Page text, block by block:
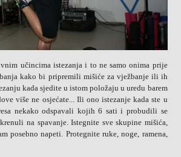
učincima istezanja i to ne samo onima prije
kako bi pripremili mišiće za vježbanje ili ih
kada sjedite u istom položaju u uredu barem
više ne osjećate... Ili ono istezanje kada ste u
nekako odspavali kojih 6 sati i probudili se
na spavanje. Istegnite sve skupine mišića,
posebno napeti. Protegnite ruke, noge, ramena,